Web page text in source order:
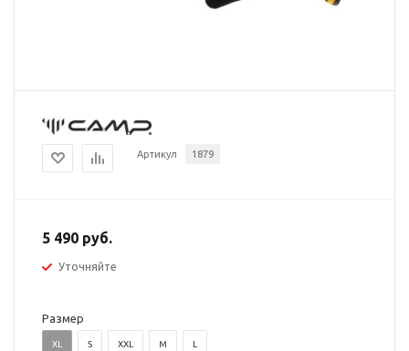
Артикул 1879
5 490 руб.
Уточняйте
Размер
XL S XXL M L